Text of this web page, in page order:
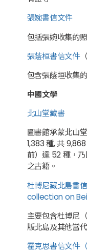
張婉書信文件
包括張婉收集的
張蔭桓書信文件
包含張蔭垣收集
中國文學
北山堂藏書
圖書館承蒙北山
1,383 種, 共
前）達 52 種，
之古籍。
杜博尼藏北島書
collection on Bei
主要包含杜博尼
版北島及其他當
霍克思書信文件